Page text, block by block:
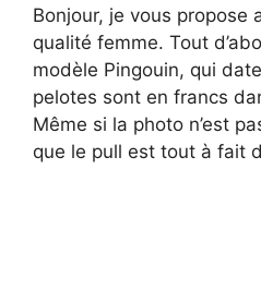
Bonjour, je vous propose
qualité femme. Tout
modèle Pingouin, qui
pelotes sont en francs
Même si la photo n’est
que le pull est tout à fait